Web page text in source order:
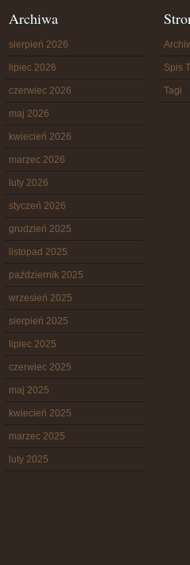
Archiwa
sierpień 2026
lipiec 2026
czerwiec 2026
maj 2026
kwiecień 2026
marzec 2026
luty 2026
styczeń 2026
grudzień 2025
listopad 2025
październik 2025
wrzesień 2025
sierpień 2025
lipiec 2025
czerwiec 2025
maj 2025
kwiecień 2025
marzec 2025
luty 2025
Spis
Tagi